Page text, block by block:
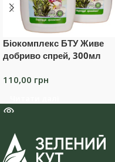
Біокомплекс БТУ Живе
добриво спрей, 300мл
110,00 грн